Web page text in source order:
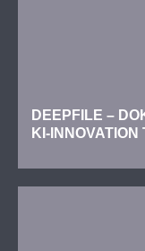
DEEPFILE –
KI-